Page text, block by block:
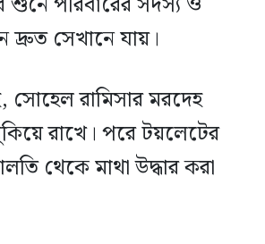
দ্রুত সেখানে যায়।
রামিসার মরদেহ
রাখে। পরে টয়লেটের
থেকে মাথা উদ্ধার করা